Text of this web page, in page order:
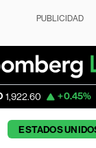
PUBLICIDAD
+0.45% Visa 362.50
ESTADOS